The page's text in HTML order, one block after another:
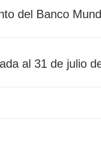
del Banco
al 31 de julio